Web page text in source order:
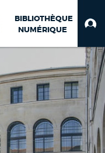
BIBLIOTHÈQUE
NUMÉRIQUE